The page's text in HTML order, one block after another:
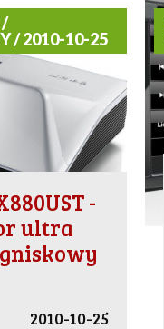
/
/ 2010-10-25
-
ultra
2010-10-25